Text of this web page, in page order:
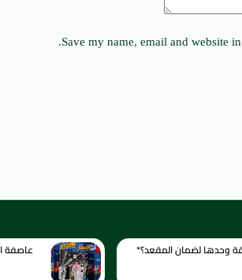
Save my name, email and website
وحدها لضمان المقعد؟*